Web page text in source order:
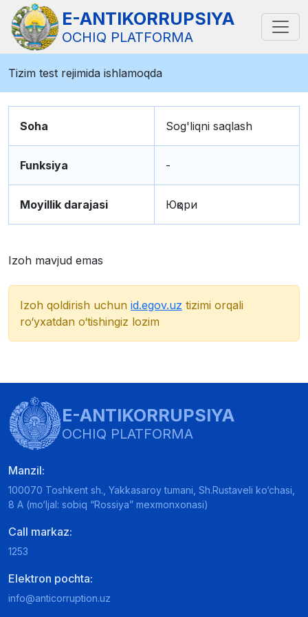
E-ANTIKORRUPSIYA
OCHIQ PLATFORMA
Tizim test rejimida ishlamoqda
Soha Sog'liqni saqlash
Funksiya -
Moyillik darajasi Юқори
Izoh mavjud emas
Izoh qoldirish uchun id.egov.uz tizimi orqali
ro‘yxatdan o‘tishingiz lozim
E-ANTIKORRUPSIYA
OCHIQ PLATFORMA
Manzil:
100070 Toshkent sh., Yakkasaroy tumani, Sh.Rustaveli ko‘chasi,
8 A (mo‘ljal: sobiq “Rossiya” mexmonxonasi)
Call markaz:
1253
Elektron pochta:
info@anticorruption.uz